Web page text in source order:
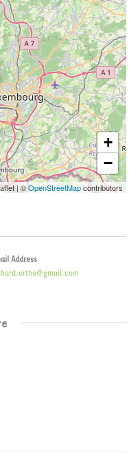
+
−
|©OpenStreetMapcontributors
Address